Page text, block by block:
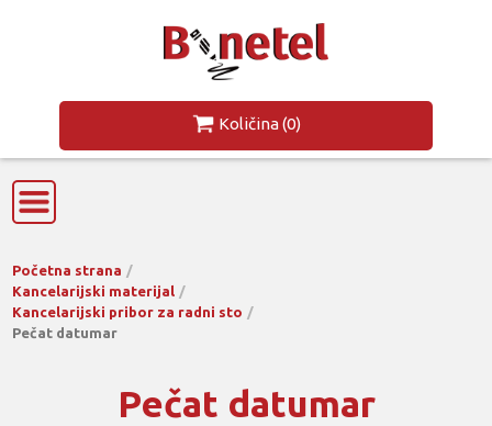
Količina(0)
Početna strana
Kancelarijski materijal
Kancelarijski pribor za radni sto
Pečat datumar
Pečat datumar